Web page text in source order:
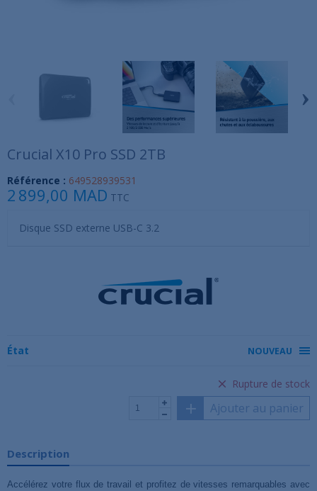
›
Crucial X10 Pro SSD 2TB
Référence : 649528939531
2 899,00 MAD TTC
Disque SSD externe USB-C 3.2
État NOUVEAU
Rupture de stock
Ajouter au panier
Description
Accélérez votre flux de travail et profitez de vitesses remarquables avec